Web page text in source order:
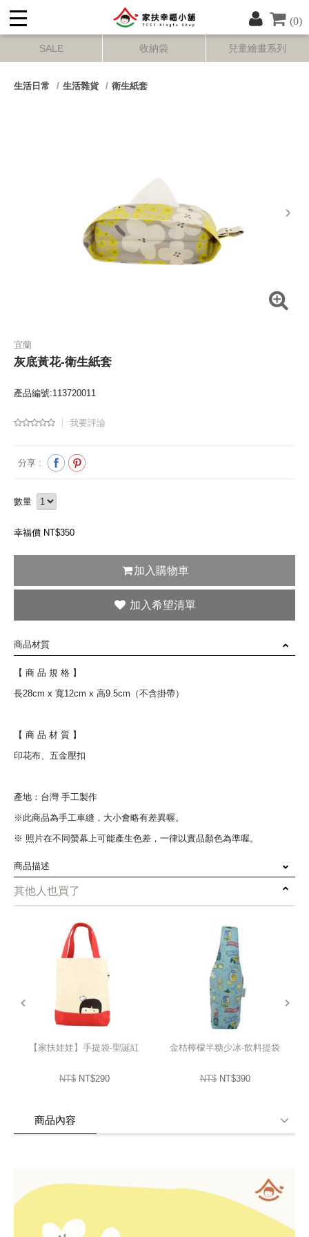
(0)
SALE 收納袋 兒童繪畫系列
生活日常 生活雜貨 衛生紙套
next
宜蘭
灰底黃花-衛生紙套
產品編號:113720011
我要評論
分享 :
數量
幸福價 NT$350
加入購物車
商品材質
【 商 品 規 格 】
長28cm x 寬12cm x 高9.5cm（不含掛帶）
【 商 品 材 質 】
印花布、五金壓扣
產地：台灣 手工製作
※此商品為手工車縫，大小會略有差異喔。
※ 照片在不同螢幕上可能產生色差，一律以實品顏色為準喔。
商品描述
吊掛可拆式設計
春天來到滿滿花朵綻放印花布料
讓日常生活多點療愈點綴
為平凡的每一天帶來一點浪漫氣息
適用一般市售軟裝抽取式衛生紙
其他人也買了
【家扶娃娃】手提袋-聖誕紅
NT$ NT$290
金桔檸檬半糖少冰-飲料提袋
NT$ NT$390
商品內容